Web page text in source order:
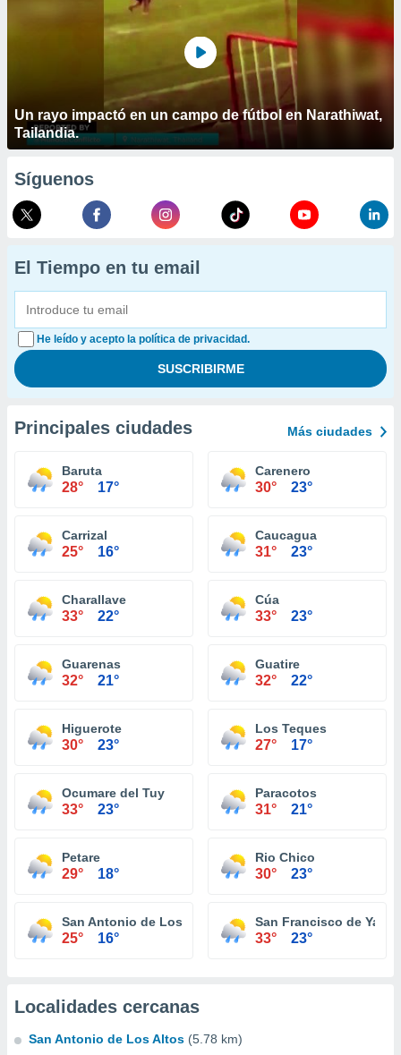
Un rayo impactó en un campo de fútbol en Narathiwat,
Tailandia.
Síguenos
El Tiempo en tu email
He leído y acepto la política de privacidad.
Principales ciudades Más ciudades
Baruta
28° 17°
Carenero
30° 23°
Carrizal
25° 16°
Caucagua
31° 23°
Charallave
33° 22°
Cúa
33° 23°
Guarenas
32° 21°
Guatire
32° 22°
Higuerote
30° 23°
Los Teques
27° 17°
Ocumare del Tuy
33° 23°
Paracotos
31° 21°
Petare
29° 18°
Rio Chico
30° 23°
San Antonio de Los Altos
25° 16°
San Francisco de Yare
33° 23°
Localidades cercanas
San Antonio de Los Altos (5.78 km)